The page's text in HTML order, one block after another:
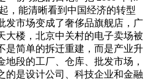
，能清晰看到中国经济的转型
发市场变成了奢侈品旗舰店，广
大楼，北京中关村的电子卖场被
是简单的拆迁重建，而是产业升
段的工厂、仓库、批发市场，
的是设计公司、科技企业和金融